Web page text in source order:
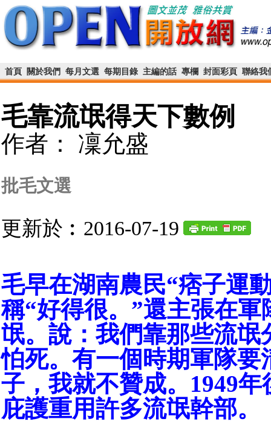
首頁 關於我們 每月文選 每期目錄 主編的話 專欄 封面彩頁 聯絡我
毛靠流氓得天下數例
作者： 凜允盛
批毛文選
更新於︰2016-07-19
毛早在湖南農民“痞子運
稱“好得很。”還主張在軍
氓。說：我們靠那些流氓
怕死。有一個時期軍隊要
子，我就不贊成。1949
庇護重用許多流氓幹部。